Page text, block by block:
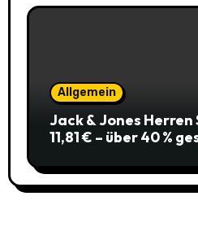
Allgemein
Jack & Jones
11,81 € – über 40 %